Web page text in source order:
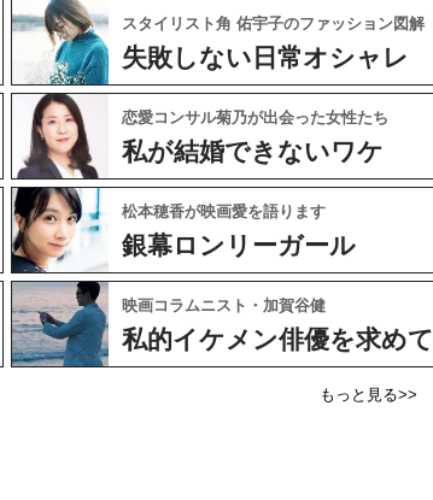
スタイリスト角 佑宇子のファッション図解
失敗しない日常オシャレ
恋愛コンサル菊乃が出会った女性たち
私が結婚できないワケ
松本穂香が映画愛を語ります
銀幕ロンリーガール
映画コラムニスト・加賀谷健
私的イケメン俳優を求めて
もっと見る>>